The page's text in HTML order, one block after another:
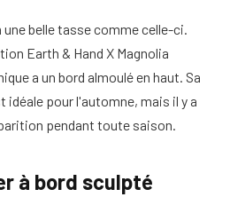
belle tasse comme celle-ci.
Earth & Hand X Magnolia
a un bord almoulé en haut. Sa
idéale pour l'automne, mais il y a
pendant toute saison.
à bord sculpté